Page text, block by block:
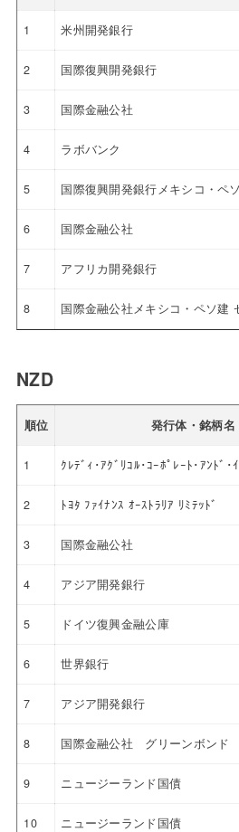
1 米州開発銀行
2 国際復興開発銀行
3 国際金融公社
4 ラボバンク
5 国際復興開発銀行メキシコ・ペ
6 国際金融公社
7 アフリカ開発銀行
8 国際金融公社メキシコ・ペソ建
NZD
順位 発行体・銘柄名
1 ｸﾚﾃﾞｨ･ｱｸﾞﾘｺﾙ･ｺｰﾎﾟﾚｰﾄ･ｱﾝﾄﾞ･
2 ﾄﾖﾀ ﾌｧｲﾅﾝｽ ｵｰｽﾄﾗﾘｱ ﾘﾐﾃｯﾄﾞ
3 国際金融公社
4 アジア開発銀行
5 ドイツ復興金融公庫
6 世界銀行
7 アジア開発銀行
8 国際金融公社 グリーンボンド
9 ニュージーランド国債
10 ニュージーランド国債